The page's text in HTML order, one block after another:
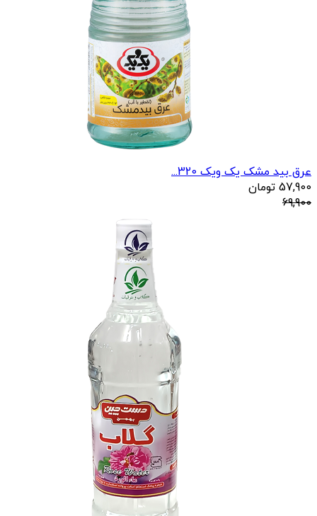
عرق بید مشک یک ویک 320...
57,900 تومان
69,900